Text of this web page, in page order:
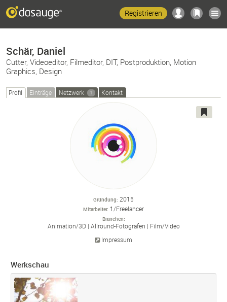
Registrieren
Schär, Daniel
Cutter, Videoeditor, Filmeditor, DIT, Postproduktion, Motion
Graphics, Design
Profil Einträge Netzwerk 1 Kontakt
Gründung 2015
Mitarbeiter 1/Freelancer
Branchen
Animation/3D Allround-Fotografen Film/Video
Impressum
Werkschau